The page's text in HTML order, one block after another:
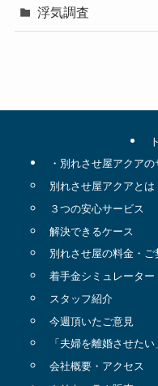
浮気調査
・別れさせ屋アクアの
別れさせ屋アクアとは
３つの安心サービス
解決できるケース
別れさせ屋の料金・ご
着手金シミュレーター
スタッフ紹介
今週頂いたご意見
「夫婦を離婚させた
会社概要・アクセス